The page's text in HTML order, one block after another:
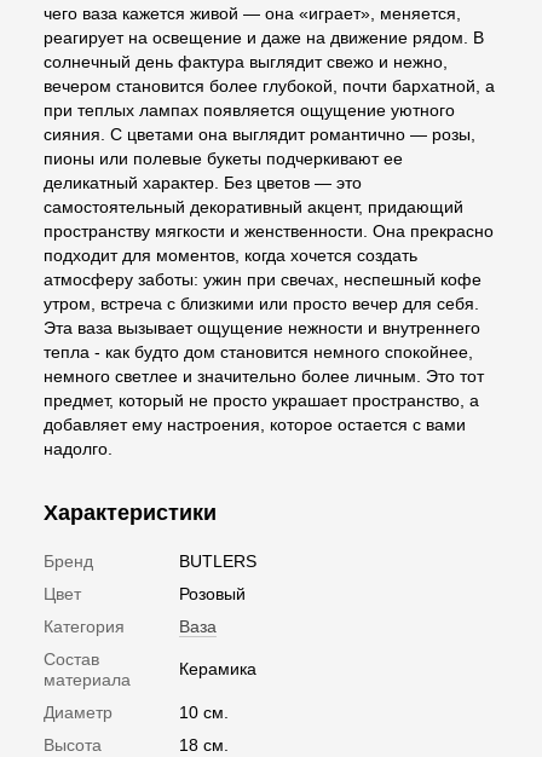
чего ваза кажется живой — она «играет», меняется,
реагирует на освещение и даже на движение рядом. В
солнечный день фактура выглядит свежо и нежно,
вечером становится более глубокой, почти бархатной, а
при теплых лампах появляется ощущение уютного
сияния. С цветами она выглядит романтично — розы,
пионы или полевые букеты подчеркивают ее
деликатный характер. Без цветов — это
самостоятельный декоративный акцент, придающий
пространству мягкости и женственности. Она прекрасно
подходит для моментов, когда хочется создать
атмосферу заботы: ужин при свечах, неспешный кофе
утром, встреча с близкими или просто вечер для себя.
Эта ваза вызывает ощущение нежности и внутреннего
тепла - как будто дом становится немного спокойнее,
немного светлее и значительно более личным. Это тот
предмет, который не просто украшает пространство, а
добавляет ему настроения, которое остается с вами
надолго.
Характеристики
Бренд
BUTLERS
Цвет
Розовый
Категория
Ваза
Состав
материала
Керамика
Диаметр
10 см.
Высота
18 см.